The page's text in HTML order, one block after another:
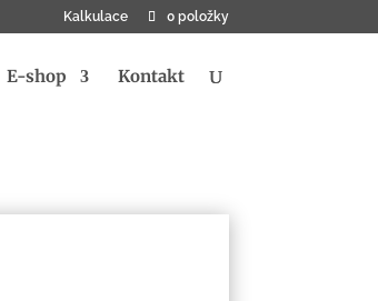
Kalkulace 0 položky
E-shop Kontakt